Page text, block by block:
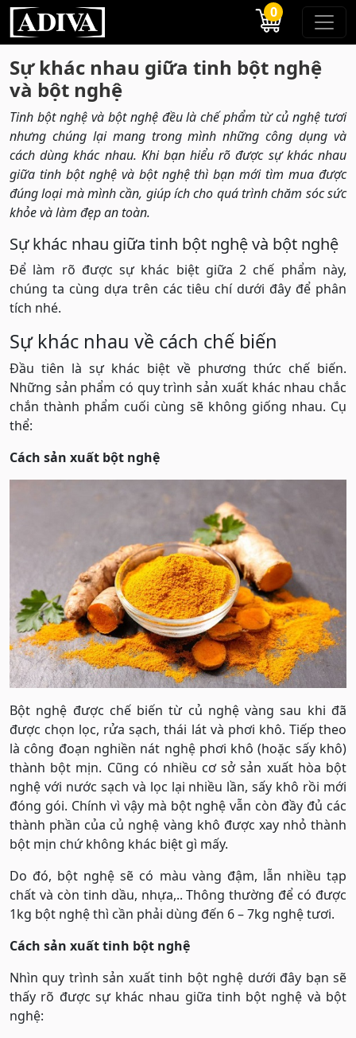
0
Sự khác nhau giữa tinh bột nghệ
và bột nghệ
Tinh bột nghệ và bột nghệ đều là chế phẩm từ củ nghệ tươi
nhưng chúng lại mang trong mình những công dụng và
cách dùng khác nhau. Khi bạn hiểu rõ được sự khác nhau
giữa tinh bột nghệ và bột nghệ thì bạn mới tìm mua được
đúng loại mà mình cần, giúp ích cho quá trình chăm sóc sức
khỏe và làm đẹp an toàn.
Sự khác nhau giữa tinh bột nghệ và bột nghệ
Để làm rõ được sự khác biệt giữa 2 chế phẩm này,
chúng ta cùng dựa trên các tiêu chí dưới đây để phân
tích nhé.
Sự khác nhau về cách chế biến
Đầu tiên là sự khác biệt về phương thức chế biến.
Những sản phẩm có quy trình sản xuất khác nhau chắc
chắn thành phẩm cuối cùng sẽ không giống nhau. Cụ
thể:
Cách sản xuất bột nghệ
Bột nghệ được chế biến từ củ nghệ vàng sau khi đã
được chọn lọc, rửa sạch, thái lát và phơi khô. Tiếp theo
là công đoạn nghiền nát nghệ phơi khô (hoặc sấy khô)
thành bột mịn. Cũng có nhiều cơ sở sản xuất hòa bột
nghệ với nước sạch và lọc lại nhiều lần, sấy khô rồi mới
đóng gói. Chính vì vậy mà bột nghệ vẫn còn đầy đủ các
thành phần của củ nghệ vàng khô được xay nhỏ thành
bột mịn chứ không khác biệt gì mấy.
Do đó, bột nghệ sẽ có màu vàng đậm, lẫn nhiều tạp
chất và còn tinh dầu, nhựa,.. Thông thường để có được
1kg bột nghệ thì cần phải dùng đến 6 – 7kg nghệ tươi.
Cách sản xuất tinh bột nghệ
Nhìn quy trình sản xuất tinh bột nghệ dưới đây bạn sẽ
thấy rõ được sự khác nhau giữa tinh bột nghệ và bột
nghệ: